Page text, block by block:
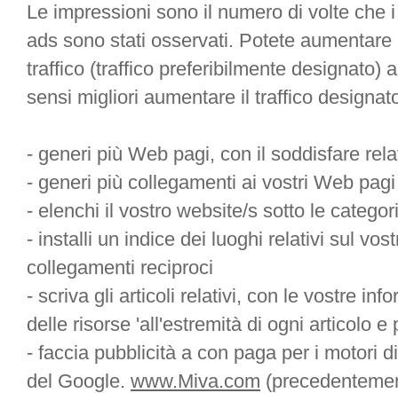
Le impressioni sono il numero di volte che
ads sono stati osservati. Potete
traffico (traffico preferibilmente designato)
sensi migliori aumentare il traffico
- generi più Web pagi, con il soddisfare
- generi più collegamenti ai vostri Web pagi
- elenchi il vostro website/s sotto le
- installi un indice dei luoghi relativi sul
collegamenti reciproci
- scriva gli articoli relativi, con le vostre
delle risorse 'all'estremità di ogni articolo
- faccia pubblicità a con paga per i motori
del Google. www.Miva.com